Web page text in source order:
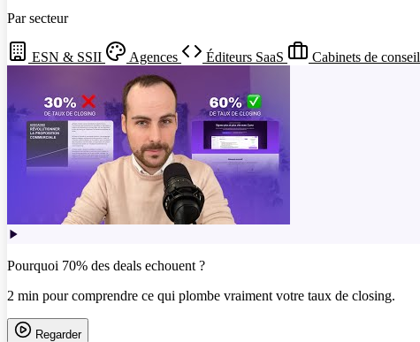
Par secteur
ESN & SSII Agences Éditeurs SaaS Cabinets de conseil
Pourquoi 70% des deals echouent ?
2 min pour comprendre ce qui plombe vraiment votre taux de closing.
Regarder